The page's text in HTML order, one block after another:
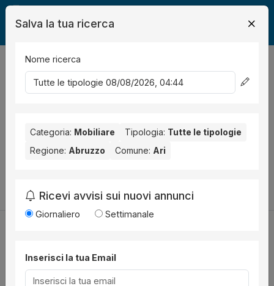
Legalmente Mobili
risultati Ordina per
risultato per la Provincia selezionata:Chieti.
Prova a modificare i parametri di ricerca:
Utilità
Salva la tua ricerca
Nome ricerca
Categoria: Mobiliare Tipologia: Tutte le tipologie
Regione: Abruzzo Comune: Ari
Ricevi avvisi sui nuovi annunci
Giornaliero Settimanale
Inserisci la tua Email